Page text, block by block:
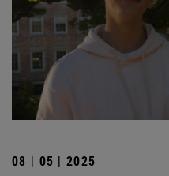
08 | 05 | 2025